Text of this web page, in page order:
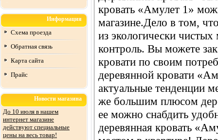
Информация
Схема проезда
Обратная связь
Карта сайта
Прайс
Новости магазина
До 10 июля в нашем
интернет магазине
действуют специальные
цены на весь товар!
кровать «Амулет 1»
магазине.Дело в том,
из экологически
контроль. Вы можете
кровати по своим
деревянной кровати
актуальные тенденции
же большим плюсом
ее можно снабдить
деревянная кровать